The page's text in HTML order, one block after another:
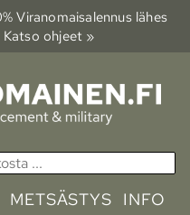
Viranomais­alennus lähes
ohjeet »
METSÄSTYS INFO